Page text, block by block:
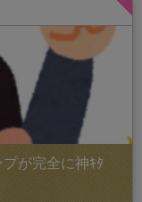
が完全に神ｷﾀ